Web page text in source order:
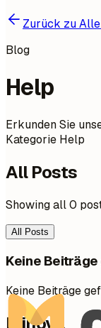
Zurück zu
Blog
Help
Erkunden Sie
Kategorie Help
All Posts
Showing all 0
All Posts
Keine
Keine Beiträge
Minova